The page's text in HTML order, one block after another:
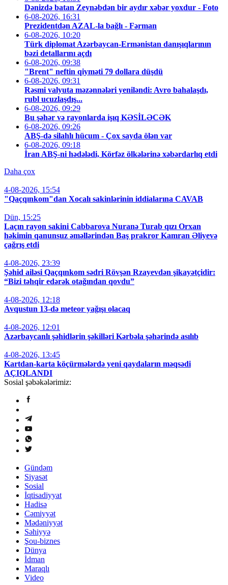
Dənizdə batan Zeynəbdən bir aydır xəbər yoxdur - Foto
6-08-2026, 16:31
Prezidentdən AZAL-la bağlı - Fərman
6-08-2026, 10:20
Türk diplomat Azərbaycan-Ermənistan danışıqlarının
bəzi detallarını açdı
6-08-2026, 09:38
"Brent" neftin qiyməti 79 dollara düşdü
6-08-2026, 09:31
Rəsmi valyuta məzənnələri yeniləndi: Avro bahalaşdı,
rubl ucuzlaşdış...
6-08-2026, 09:29
Bu şəhər və rayonlarda işıq KƏSİLƏCƏK
6-08-2026, 09:26
ABŞ-də silahlı hücum - Çox sayda ölən var
6-08-2026, 09:18
İran ABŞ-ni hədələdi, Körfəz ölkələrinə xəbərdarlıq etdi
Daha çox
4-08-2026, 15:54
"Qaçqınkom"dan Xocalı sakinlərinin iddialarına CAVAB
Dün, 15:25
Laçın rayon sakini Cabbarova Nuranə Turab qızı Orxan
həkimin qanunsuz əməllərindən Baş prakror Kamran Əliyevə
çağrış etdi
4-08-2026, 23:39
Şəhid ailəsi Qaçqınkom sədri Rövşən Rzayevdən şikayətçidir:
“Bizi təhqir edərək otağından qovdu”
4-08-2026, 12:18
Avqustun 13-də meteor yağışı olacaq
4-08-2026, 12:01
Azərbaycanlı şəhidlərin şəkilləri Kərbəla şəhərində asılıb
4-08-2026, 13:45
Kartdan-karta köçürmələrdə yeni qaydaların məqsədi
AÇIQLANDI
Sosial şəbəkələrimiz:
Gündəm
Siyasət
Sosial
İqtisadiyyat
Hadisə
Cəmiyyət
Mədəniyyət
Səhiyyə
Şou-biznes
Dünya
İdman
Maraqlı
Video